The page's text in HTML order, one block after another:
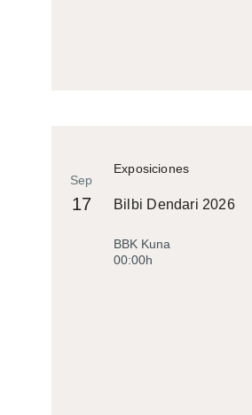
Exposiciones
Sep
17 Bilbi Dendari 2026
BBK Kuna
00:00h